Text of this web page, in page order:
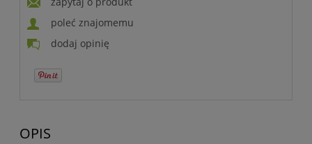
poleć znajomemu
dodaj opinię
OPIS